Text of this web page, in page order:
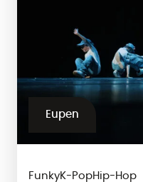
Eupen
FunkyK-PopHip-Hop